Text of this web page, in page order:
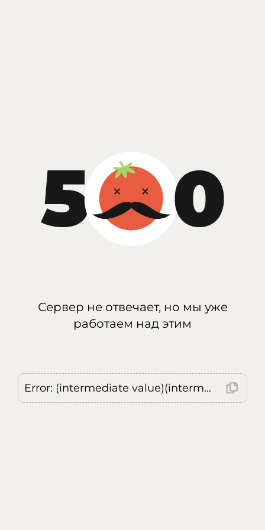
Сервер не отвечает, но мы уже
работаем над этим
Error: (intermediate value)(intermediate value)(intermediate value).replaceAll is not a function